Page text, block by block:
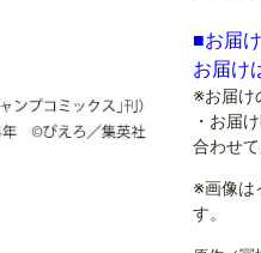
■お届
お届け
※お届け
・お届
合わせ
※画像は
す。